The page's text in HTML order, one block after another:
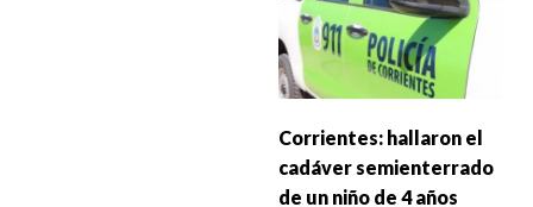
Corrientes: hallaron el
cadáver semienterrado
de un niño de 4 años